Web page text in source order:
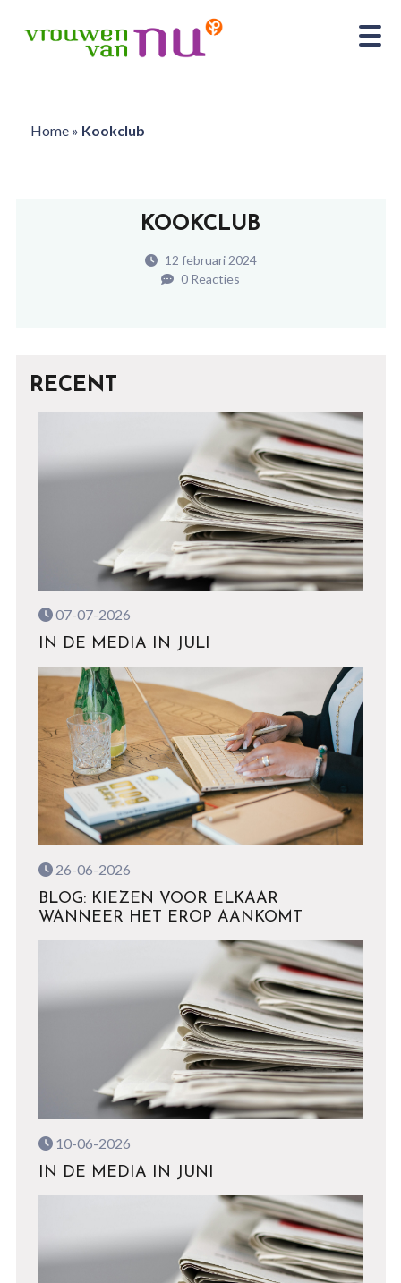
Home» Kookclub
KOOKCLUB
12 februari 2024
0 Reacties
RECENT
07-07-2026
IN DE MEDIA IN JULI
26-06-2026
BLOG: KIEZEN VOOR ELKAAR
WANNEER HET EROP AANKOMT
10-06-2026
IN DE MEDIA IN JUNI